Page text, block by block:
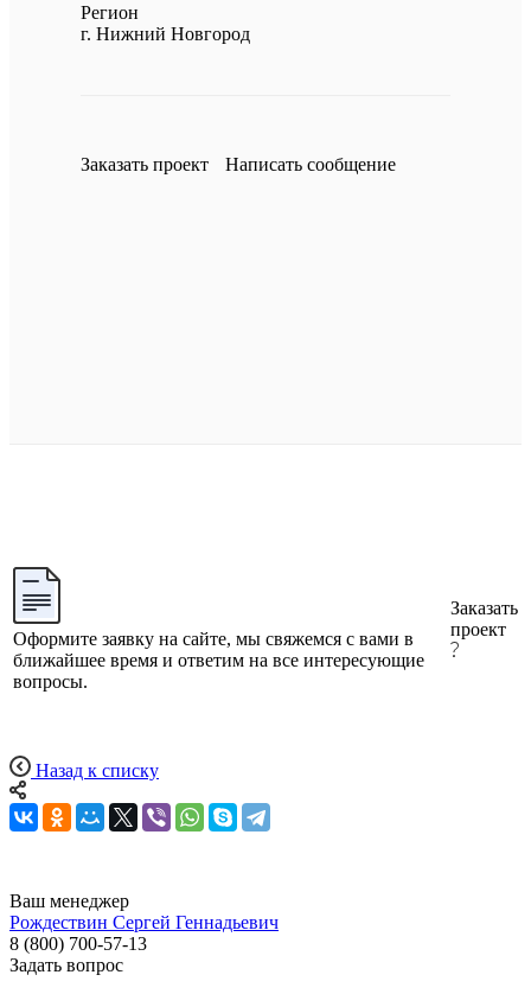
Регион
г. Нижний Новгород
Заказать проект Написать сообщение
Оформите заявку на сайте, мы свяжемся с вами в
ближайшее время и ответим на все интересующие
вопросы.
Заказать
проект
Назад к списку
Ваш менеджер
Рождествин Сергей Геннадьевич
8 (800) 700-57-13
Задать вопрос